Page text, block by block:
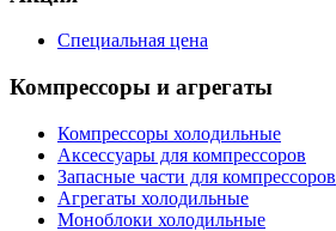
Специальная цена
Компрессоры и агрегаты
Компрессоры холодильные
Аксессуары для компрессоров
Запасные части для компрессоров
Агрегаты холодильные
Моноблоки холодильные